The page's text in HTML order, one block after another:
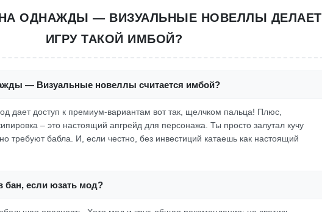
ОДНАЖДЫ — ВИЗУАЛЬНЫЕ НОВЕЛЛЫ ДЕЛАЕТ
ИГРУ ТАКОЙ ИМБОЙ?
— Визуальные новеллы считается имбой?
дает доступ к премиум-вариантам вот так, щелчком пальца! Плюс,
– это настоящий апгрейд для персонажа. Ты просто залутал кучу
требуют бабла. И, если честно, без инвестиций катаешь как настоящий
бан, если юзать мод?